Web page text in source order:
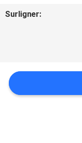
PLAN
Surligner: